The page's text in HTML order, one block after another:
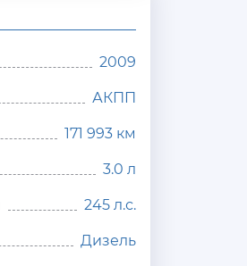
2009
АКПП
171 993 км
3.0 л
245 л.с.
Дизель